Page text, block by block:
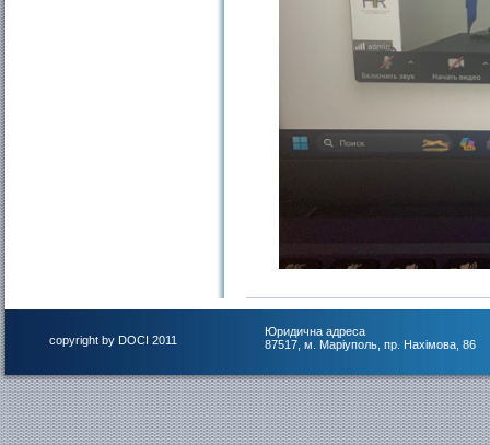
copyright by DOCI 2011
Юридична адреса
87517, м. Маріуполь, пр. Нахімова, 86